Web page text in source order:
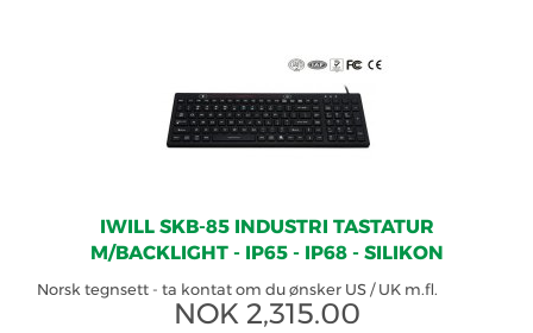
IWILL SKB-85 INDUSTRI TASTATUR
M/BACKLIGHT - IP65 - IP68 - SILIKON
Norsk tegnsett - ta kontat om du ønsker US / UK m.fl.
NOK 2,315.00